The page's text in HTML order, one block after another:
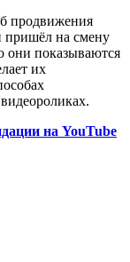
продвижения
пришёл на смену
они показываются
их
на YouTube